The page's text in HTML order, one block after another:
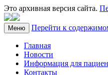
Это архивная версия сайта.
Меню Перейти к
Главная
Новости
Информация для
Контакты